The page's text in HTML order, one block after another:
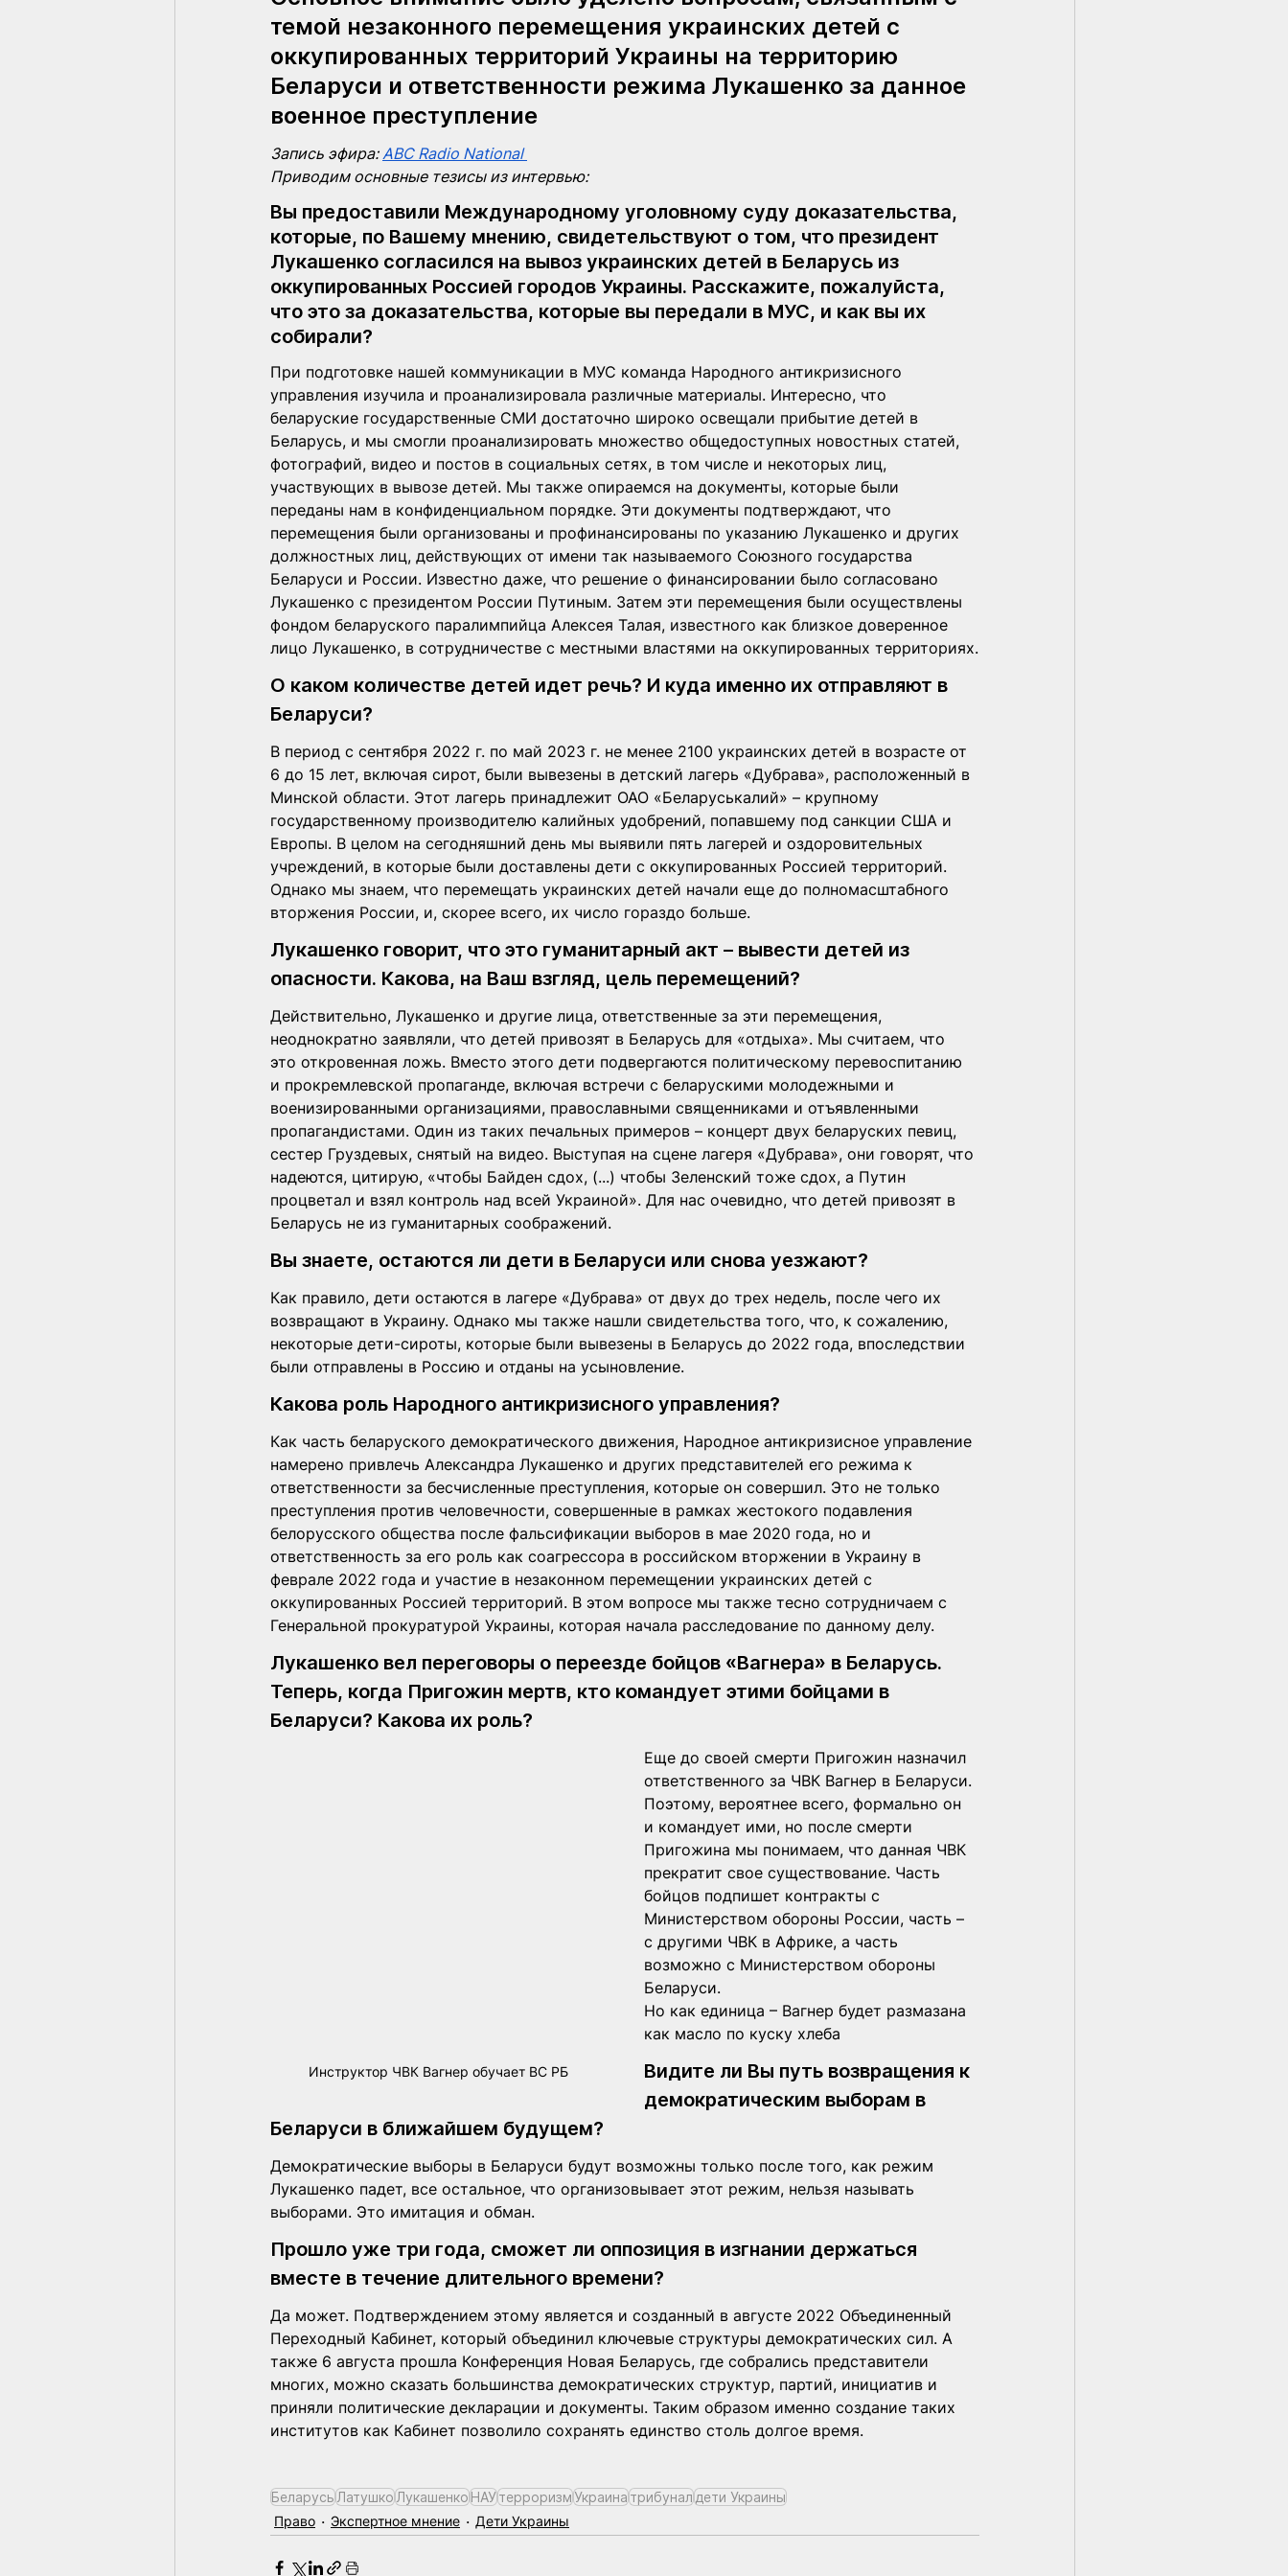
темой незаконного перемещения украинских детей с
оккупированных территорий Украины на территорию
Беларуси и ответственности режима Лукашенко за данное
военное преступление
Запись эфира: ABC Radio National
Приводим основные тезисы из интервью:
Вы предоставили Международному уголовному суду доказательства,
которые, по Вашему мнению, свидетельствуют о том, что президент
Лукашенко согласился на вывоз украинских детей в Беларусь из
оккупированных Россией городов Украины. Расскажите, пожалуйста,
что это за доказательства, которые вы передали в МУС, и как вы их
собирали?
При подготовке нашей коммуникации в МУС команда Народного антикризисного
управления изучила и проанализировала различные материалы. Интересно, что
беларуские государственные СМИ достаточно широко освещали прибытие детей в
Беларусь, и мы смогли проанализировать множество общедоступных новостных статей,
фотографий, видео и постов в социальных сетях, в том числе и некоторых лиц,
участвующих в вывозе детей. Мы также опираемся на документы, которые были
переданы нам в конфиденциальном порядке. Эти документы подтверждают, что
перемещения были организованы и профинансированы по указанию Лукашенко и других
должностных лиц, действующих от имени так называемого Союзного государства
Беларуси и России. Известно даже, что решение о финансировании было согласовано
Лукашенко с президентом России Путиным. Затем эти перемещения были осуществлены
фондом беларуского паралимпийца Алексея Талая, известного как близкое доверенное
лицо Лукашенко, в сотрудничестве с местными властями на оккупированных территориях.
О каком количестве детей идет речь? И куда именно их отправляют в
Беларуси?
В период с сентября 2022 г. по май 2023 г. не менее 2100 украинских детей в возрасте от
6 до 15 лет, включая сирот, были вывезены в детский лагерь «Дубрава», расположенный в
Минской области. Этот лагерь принадлежит ОАО «Беларуськалий» – крупному
государственному производителю калийных удобрений, попавшему под санкции США и
Европы. В целом на сегодняшний день мы выявили пять лагерей и оздоровительных
учреждений, в которые были доставлены дети с оккупированных Россией территорий.
Однако мы знаем, что перемещать украинских детей начали еще до полномасштабного
вторжения России, и, скорее всего, их число гораздо больше.
Лукашенко говорит, что это гуманитарный акт – вывести детей из
опасности. Какова, на Ваш взгляд, цель перемещений?
Действительно, Лукашенко и другие лица, ответственные за эти перемещения,
неоднократно заявляли, что детей привозят в Беларусь для «отдыха». Мы считаем, что
это откровенная ложь. Вместо этого дети подвергаются политическому перевоспитанию
и прокремлевской пропаганде, включая встречи с беларускими молодежными и
военизированными организациями, православными священниками и отъявленными
пропагандистами. Один из таких печальных примеров – концерт двух беларуских певиц,
сестер Груздевых, снятый на видео. Выступая на сцене лагеря «Дубрава», они говорят, что
надеются, цитирую, «чтобы Байден сдох, (...) чтобы Зеленский тоже сдох, а Путин
процветал и взял контроль над всей Украиной». Для нас очевидно, что детей привозят в
Беларусь не из гуманитарных соображений.
Вы знаете, остаются ли дети в Беларуси или снова уезжают?
Как правило, дети остаются в лагере «Дубрава» от двух до трех недель, после чего их
возвращают в Украину. Однако мы также нашли свидетельства того, что, к сожалению,
некоторые дети-сироты, которые были вывезены в Беларусь до 2022 года, впоследствии
были отправлены в Россию и отданы на усыновление.
Какова роль Народного антикризисного управления?
Как часть беларуского демократического движения, Народное антикризисное управление
намерено привлечь Александра Лукашенко и других представителей его режима к
ответственности за бесчисленные преступления, которые он совершил. Это не только
преступления против человечности, совершенные в рамках жестокого подавления
белорусского общества после фальсификации выборов в мае 2020 года, но и
ответственность за его роль как соагрессора в российском вторжении в Украину в
феврале 2022 года и участие в незаконном перемещении украинских детей с
оккупированных Россией территорий. В этом вопросе мы также тесно сотрудничаем с
Генеральной прокуратурой Украины, которая начала расследование по данному делу.
Лукашенко вел переговоры о переезде бойцов «Вагнера» в Беларусь.
Теперь, когда Пригожин мертв, кто командует этими бойцами в
Беларуси? Какова их роль?
Инструктор ЧВК Вагнер обучает ВС РБ
Еще до своей смерти Пригожин назначил
ответственного за ЧВК Вагнер в Беларуси.
Поэтому, вероятнее всего, формально он
и командует ими, но после смерти
Пригожина мы понимаем, что данная ЧВК
прекратит свое существование. Часть
бойцов подпишет контракты с
Министерством обороны России, часть –
с другими ЧВК в Африке, а часть
возможно с Министерством обороны
Беларуси.
Но как единица – Вагнер будет размазана
как масло по куску хлеба
Видите ли Вы путь возвращения к
демократическим выборам в
Беларуси в ближайшем будущем?
Демократические выборы в Беларуси будут возможны только после того, как режим
Лукашенко падет, все остальное, что организовывает этот режим, нельзя называть
выборами. Это имитация и обман.
Прошло уже три года, сможет ли оппозиция в изгнании держаться
вместе в течение длительного времени?
Да может. Подтверждением этому является и созданный в августе 2022 Объединенный
Переходный Кабинет, который объединил ключевые структуры демократических сил. А
также 6 августа прошла Конференция Новая Беларусь, где собрались представители
многих, можно сказать большинства демократических структур, партий, инициатив и
приняли политические декларации и документы. Таким образом именно создание таких
институтов как Кабинет позволило сохранять единство столь долгое время.
БеларусьЛатушкоЛукашенкоНАУтерроризмУкраинатрибуналдети Украины
Право
Экспертное мнение Дети Украины